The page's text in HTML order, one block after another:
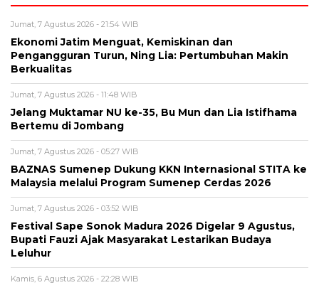
Jumat, 7 Agustus 2026 - 21:54 WIB
Ekonomi Jatim Menguat, Kemiskinan dan
Pengangguran Turun, Ning Lia: Pertumbuhan Makin
Berkualitas
Jumat, 7 Agustus 2026 - 11:48 WIB
Jelang Muktamar NU ke-35, Bu Mun dan Lia Istifhama
Bertemu di Jombang
Jumat, 7 Agustus 2026 - 05:27 WIB
BAZNAS Sumenep Dukung KKN Internasional STITA ke
Malaysia melalui Program Sumenep Cerdas 2026
Jumat, 7 Agustus 2026 - 03:52 WIB
Festival Sape Sonok Madura 2026 Digelar 9 Agustus,
Bupati Fauzi Ajak Masyarakat Lestarikan Budaya
Leluhur
Kamis, 6 Agustus 2026 - 22:28 WIB